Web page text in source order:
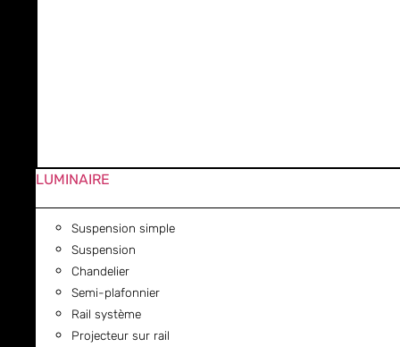
LUMINAIRE
Suspension simple
Suspension
Chandelier
Semi-plafonnier
Rail système
Projecteur sur rail